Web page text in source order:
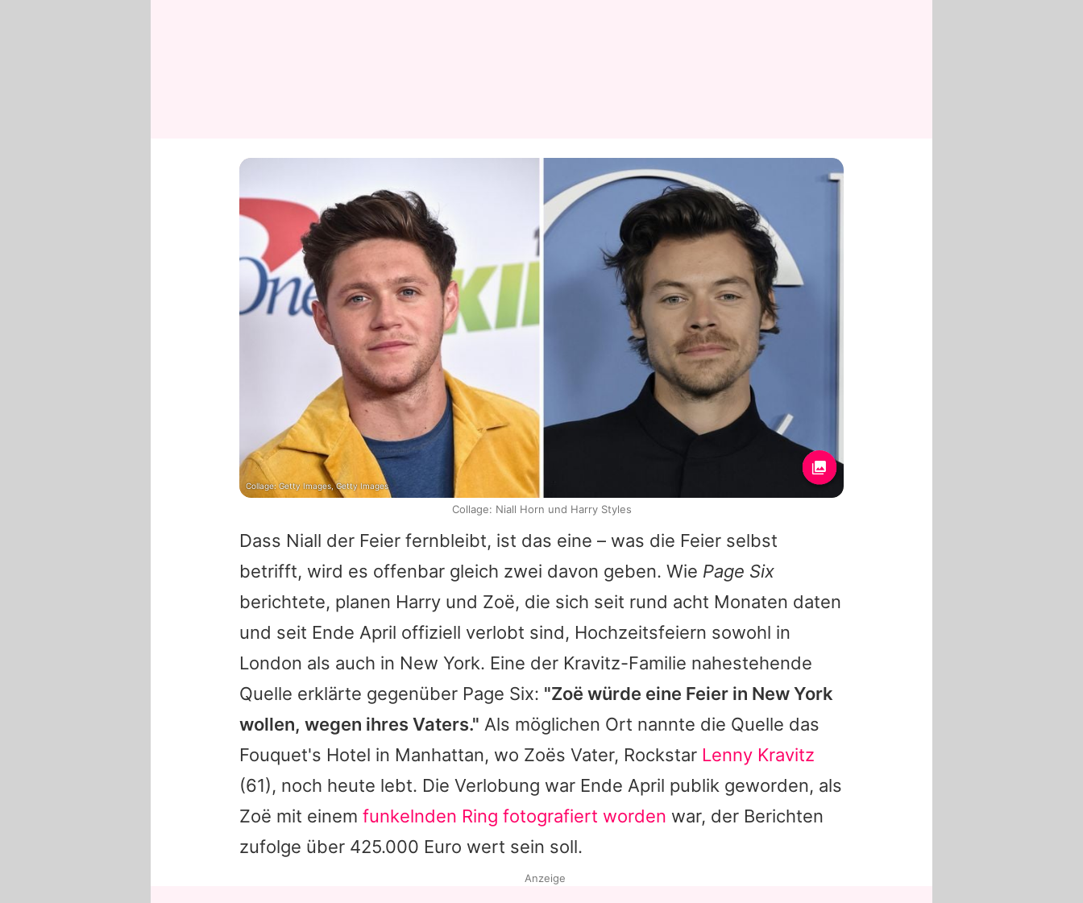
Dass Niall der Feier fernbleibt, ist das eine – was die Feier selbst
betrifft, wird es offenbar gleich zwei davon geben. Wie Page Six
berichtete, planen Harry und Zoë, die sich seit rund acht Monaten daten
und seit Ende April offiziell verlobt sind, Hochzeitsfeiern sowohl in
London als auch in New York. Eine der Kravitz-Familie nahestehende
Quelle erklärte gegenüber Page Six: "Zoë würde eine Feier in New York
wollen, wegen ihres Vaters." Als möglichen Ort nannte die Quelle das
Fouquet's Hotel in Manhattan, wo Zoës Vater, Rockstar Lenny Kravitz
(61), noch heute lebt. Die Verlobung war Ende April publik geworden, als
Zoë mit einem funkelnden Ring fotografiert worden war, der Berichten
zufolge über 425.000 Euro wert sein soll.
Collage: Getty Images, Getty Images
Collage: Niall Horn und Harry Styles
Anzeige